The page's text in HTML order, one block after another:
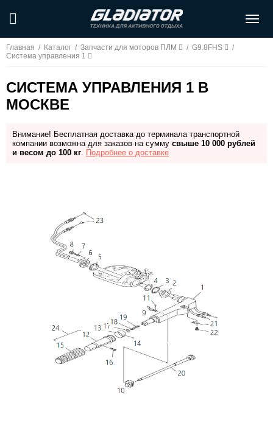
Главная / Каталог / Запчасти для моторов ПЛМ / G9.8FHS
/
Система управления 1
СИСТЕМА УПРАВЛЕНИЯ 1 В
МОСКВЕ
Внимание! Бесплатная доставка до терминала транспортной
компании возможна для заказов на сумму свыше 10 000 рублей
и весом до 100 кг. Подробнее о доставке